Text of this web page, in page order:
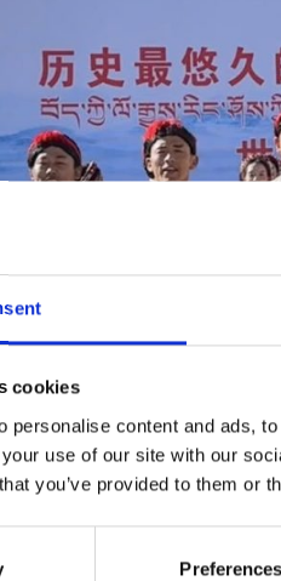
cookies
personalise content and ads,
use of our site with our
you’ve provided to them or
Preferences